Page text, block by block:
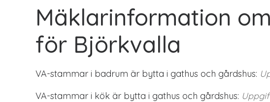
Mäklarinformation
för Björkvalla
VA-stammar i badrum är bytta i gathus och gårdshus:
VA-stammar i kök är bytta i gathus och gårdshus: